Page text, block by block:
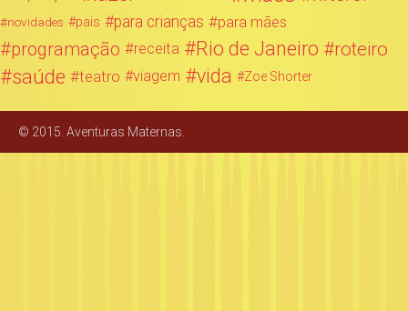
novidades pais para crianças para mães
programação receita Rio de Janeiro roteiro
saúde teatro viagem vida Zoe Shorter
© 2015. Aventuras Maternas.